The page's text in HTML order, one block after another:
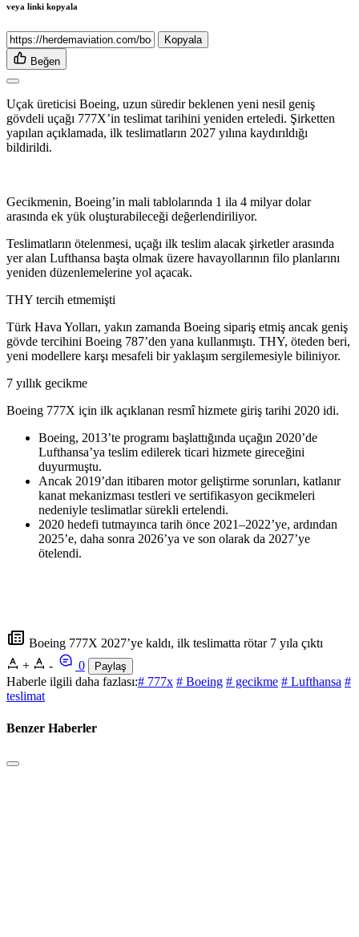
veya linki kopyala
Kopyala
Beğen
Uçak üreticisi Boeing, uzun süredir beklenen yeni nesil geniş
gövdeli uçağı 777X’in teslimat tarihini yeniden erteledi. Şirketten
yapılan açıklamada, ilk teslimatların 2027 yılına kaydırıldığı
bildirildi.
Gecikmenin, Boeing’in mali tablolarında 1 ila 4 milyar dolar
arasında ek yük oluşturabileceği değerlendiriliyor.
Teslimatların ötelenmesi, uçağı ilk teslim alacak şirketler arasında
yer alan Lufthansa başta olmak üzere havayollarının filo planlarını
yeniden düzenlemelerine yol açacak.
THY tercih etmemişti
Türk Hava Yolları, yakın zamanda Boeing sipariş etmiş ancak geniş
gövde tercihini Boeing 787’den yana kullanmıştı. THY, öteden beri,
yeni modellere karşı mesafeli bir yaklaşım sergilemesiyle biliniyor.
7 yıllık gecikme
Boeing 777X için ilk açıklanan resmî hizmete giriş tarihi 2020 idi.
Boeing, 2013’te programı başlattığında uçağın 2020’de
Lufthansa’ya teslim edilerek ticari hizmete gireceğini
duyurmuştu.
Ancak 2019’dan itibaren motor geliştirme sorunları, katlanır
kanat mekanizması testleri ve sertifikasyon gecikmeleri
nedeniyle teslimatlar sürekli ertelendi.
2020 hedefi tutmayınca tarih önce 2021–2022’ye, ardından
2025’e, daha sonra 2026’ya ve son olarak da 2027’ye
ötelendi.
Boeing 777X 2027’ye kaldı, ilk teslimatta rötar 7 yıla çıktı
+
- 0 Paylaş
Haberle ilgili daha fazlası:# 777x # Boeing # gecikme # Lufthansa #
teslimat
Benzer Haberler